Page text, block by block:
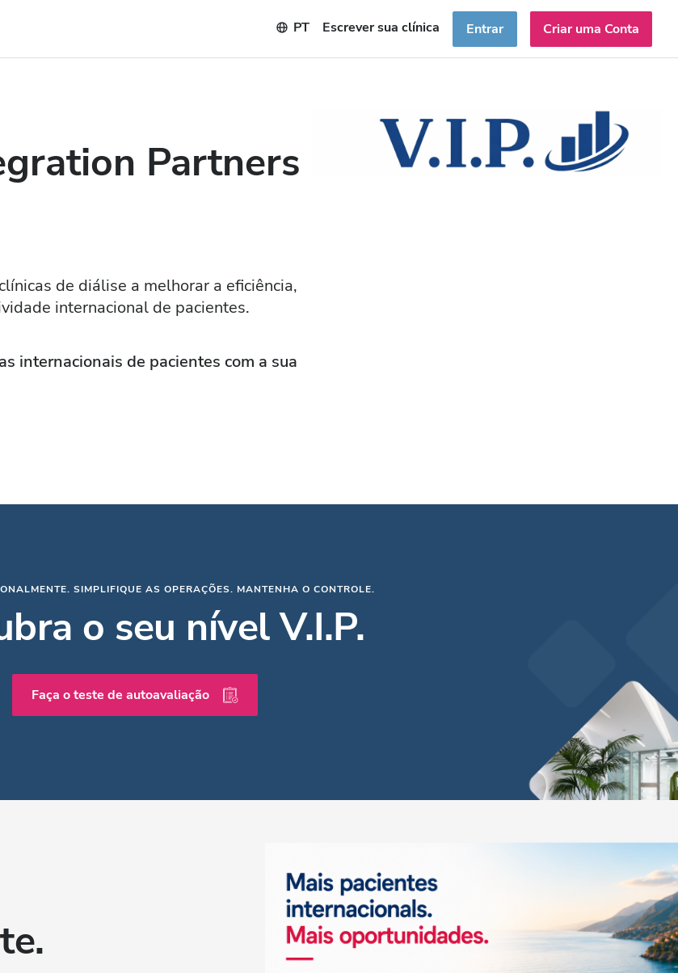
PT Escrever sua clínica Entrar Criar uma Conta
Partners
de diálise a melhorar a eficiência,
internacional de pacientes.
internacionais de pacientes com a sua
SIMPLIFIQUE AS OPERAÇÕES. MANTENHA O CONTROLE.
o seu nível V.I.P.
Faça o teste de autoavaliação